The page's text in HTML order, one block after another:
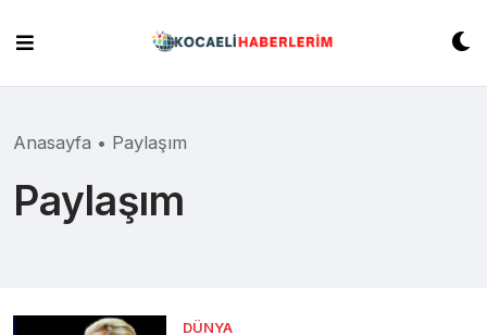
content
Anasayfa • Paylaşım
Paylaşım
DÜNYA